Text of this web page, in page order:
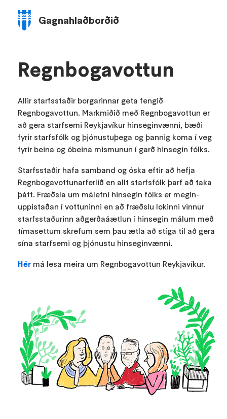
Gagna­hlaðborðið
Fara
Regn­boga­vott­un
Allir starfsstaðir borgarinnar geta fengið
Regnbogavottun. Markmiðið með Regnbogavottun er
að gera starfsemi Reykjavíkur hinseginvænni, bæði
fyrir starfsfólk og þjónustuþega og þannig koma í veg
fyrir beina og óbeina mismunun í garð hinsegin fólks.
Starfsstaðir hafa samband og óska eftir að hefja
Regnbogavottunarferlið en allt starfsfólk þarf að taka
þátt. Fræðsla um mál­efni hinseg­in fólks er meg­in­
uppistaðan í vott­un­inni en að fræðslu lokinni vinn­ur
starfsstaður­inn aðgerðaáætl­un í hinseg­in málum með
tíma­sett­um skref­um sem þau ætla að stíga til að gera
sína starf­semi og þjón­ustu hinseg­in­vænni.
Hér má lesa meira um Regnbogavottun Reykjavíkur.